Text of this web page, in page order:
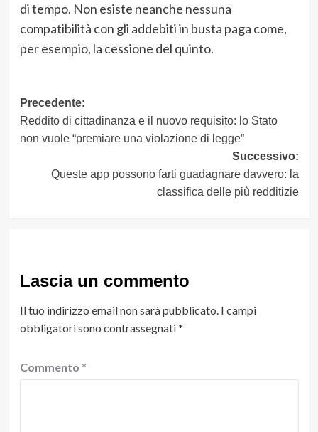
di tempo. Non esiste neanche nessuna
compatibilità con gli addebiti in busta paga come,
per esempio, la cessione del quinto.
Navigazione
articolo
Precedente:
Reddito di cittadinanza e il nuovo requisito: lo Stato
non vuole “premiare una violazione di legge”
Successivo:
Queste app possono farti guadagnare davvero: la
classifica delle più redditizie
Lascia un commento
Il tuo indirizzo email non sarà pubblicato. I campi
obbligatori sono contrassegnati*
Commento *